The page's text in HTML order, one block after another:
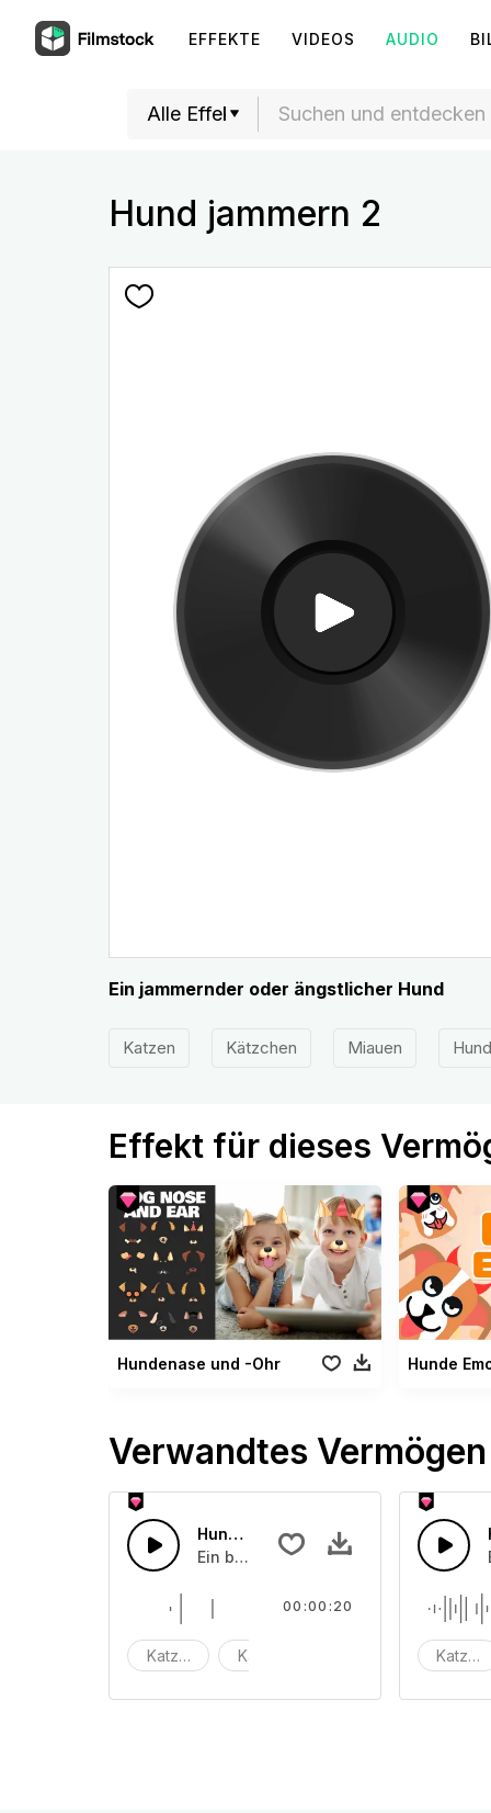
EFFEKTE VIDEOS AUDIO
Hund jammern 2
Ein jammernder oder ängstlicher Hund
Katzen Kätzchen Miauen
Effekt für dieses
Hundenase und -Ohr Hunde
Verwandtes Vermögen
Hundebarke 8
Ein bellender Hund
Katzen Kätzchen
00:00:20
Katzen